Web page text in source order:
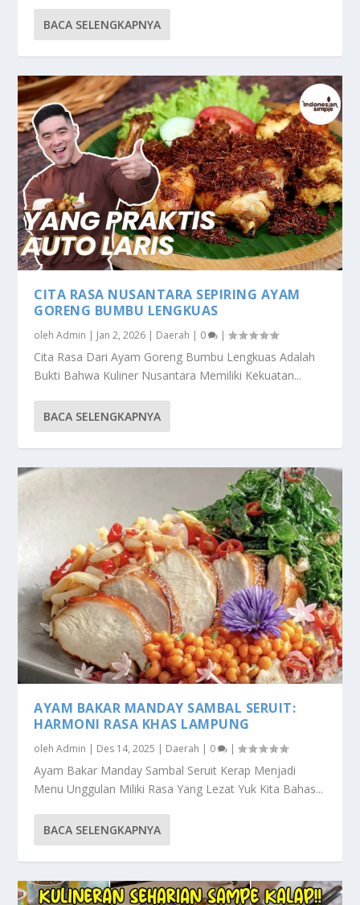
BACA SELENGKAPNYA
CITA RASA NUSANTARA SEPIRING AYAM
GORENG BUMBU LENGKUAS
olehAdmin | Jan 2, 2026 | Daerah | 0 |
Cita Rasa Dari Ayam Goreng Bumbu Lengkuas Adalah
Bukti Bahwa Kuliner Nusantara Memiliki Kekuatan...
BACA SELENGKAPNYA
AYAM BAKAR MANDAY SAMBAL SERUIT:
HARMONI RASA KHAS LAMPUNG
olehAdmin | Des 14, 2025 | Daerah | 0 |
Ayam Bakar Manday Sambal Seruit Kerap Menjadi
Menu Unggulan Miliki Rasa Yang Lezat Yuk Kita Bahas...
BACA SELENGKAPNYA